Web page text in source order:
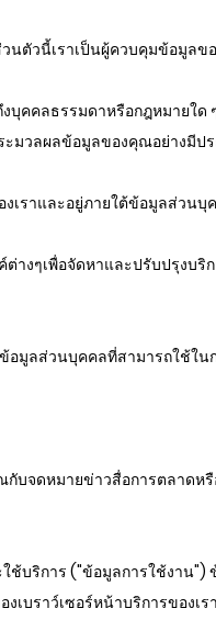
นตัวนี้เราเป็นผู้ควบคุมข้อมูล
บุคคลธรรมดาหรือกฎหมายใ
ะมวลผลข้อมูลของคุณอย่างมี
เราและอยู่ภายใต้ข้อมูลส่วนบุ
างๆเพื่อจัดหาและปรับปรุงบริ
อมูลส่วนบุคคลที่สามารถใช้
บจดหมายข่าวสื่อการตลาดห
ใช้บริการ ("ข้อมูลการใช้งา
งเบราว์เซอร์หน้าบริการขอ